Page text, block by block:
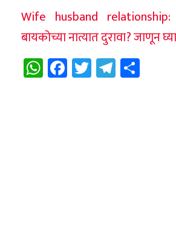
Wife husband
बायकोच्या नात्यात दुरावा? जाणून
WhatsApp
Facebook
TwitterTelegram